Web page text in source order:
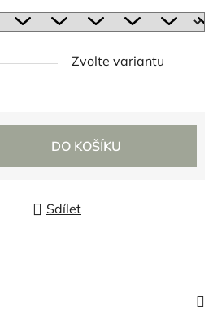
Zvolte variantu
DO KOŠÍKU
Sdílet